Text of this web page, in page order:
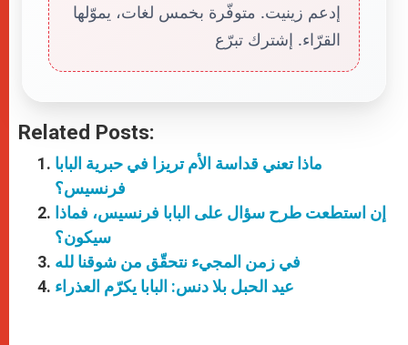
إدعم زينيت. متوفّرة بخمس لغات، يموّلها
القرّاء. إشترك تبرّع
Related Posts:
ماذا تعني قداسة الأم تريزا في حبرية البابا
فرنسيس؟
إن استطعت طرح سؤال على البابا فرنسيس، فماذا
سيكون؟
في زمن المجيء نتحقّق من شوقنا لله
عيد الحبل بلا دنس: البابا يكرّم العذراء